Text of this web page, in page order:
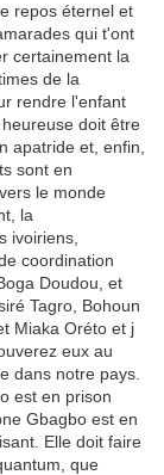
repos éternel et
qui t'ont
certainement la
de la
rendre l'enfant
doit être
apatride et, enfin,
sont en
le monde
la
ivoiriens,
coordination
Doudou, et
Tagro, Bohoun
Miaka Oréto et j
eux au
dans notre pays.
est en prison
Gbagbo est en
Elle doit faire
que